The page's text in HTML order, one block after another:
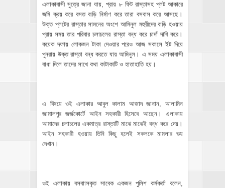
এলাকাবাসী সুত্রে জানা যায়, প্রায় ৮ ফিট রাস্তাসহ প্লট আকারে
জমি ক্রয় করে বসত বাড়ি নির্মাণ করে তারা বসবাস করে আসছে।
উক্ত প্লটের রাস্তার সামনের অংশে আমিনুল মহুরীদের বাড়ি হওয়ায়
প্রায় সময় তার পরিবার চলাচলের রাস্তা বন্ধ করে চাদাঁ দাবি করে।
কয়েক দফায় লোকজন টাকা দেওয়ার পরেও আজ সকালে ইট দিয়ে
পুনরায় উক্ত রাস্তা বন্ধ করতে যায় আমিনুল। এ সময় এলাকাবাসী
বাধা দিলে তাদের সাথে কথা কাটাকাটি ও হাতাহাতি হয়।
এ বিষয়ে ওই এলাকার আবুল কালাম আজাদ জানান, আলামিন
জামালপুর জর্জকোর্টে আইন সহকারী হিসেবে আছেন। এলাকায়
আমাদের চলাচলের একমাত্র রাস্তাটি মাঝে মাঝেই বন্ধ করে দেয়।
আইন সহকারী হওয়ায় তিনি কিছু হলেই সকলকে মামলার ভয়
দেখান।
ওই এলাকায় বসবাাসকৃত সাবেক একজন পুলিশ কর্মকর্তা বলেন,